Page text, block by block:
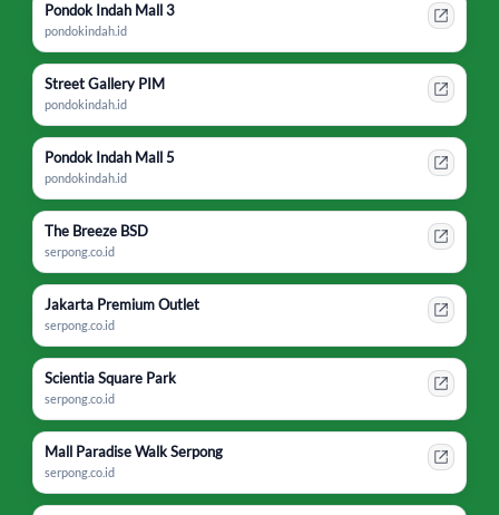
Pondok Indah Mall 3
pondokindah.id
Street Gallery PIM
pondokindah.id
Pondok Indah Mall 5
pondokindah.id
The Breeze BSD
serpong.co.id
Jakarta Premium Outlet
serpong.co.id
Scientia Square Park
serpong.co.id
Mall Paradise Walk Serpong
serpong.co.id